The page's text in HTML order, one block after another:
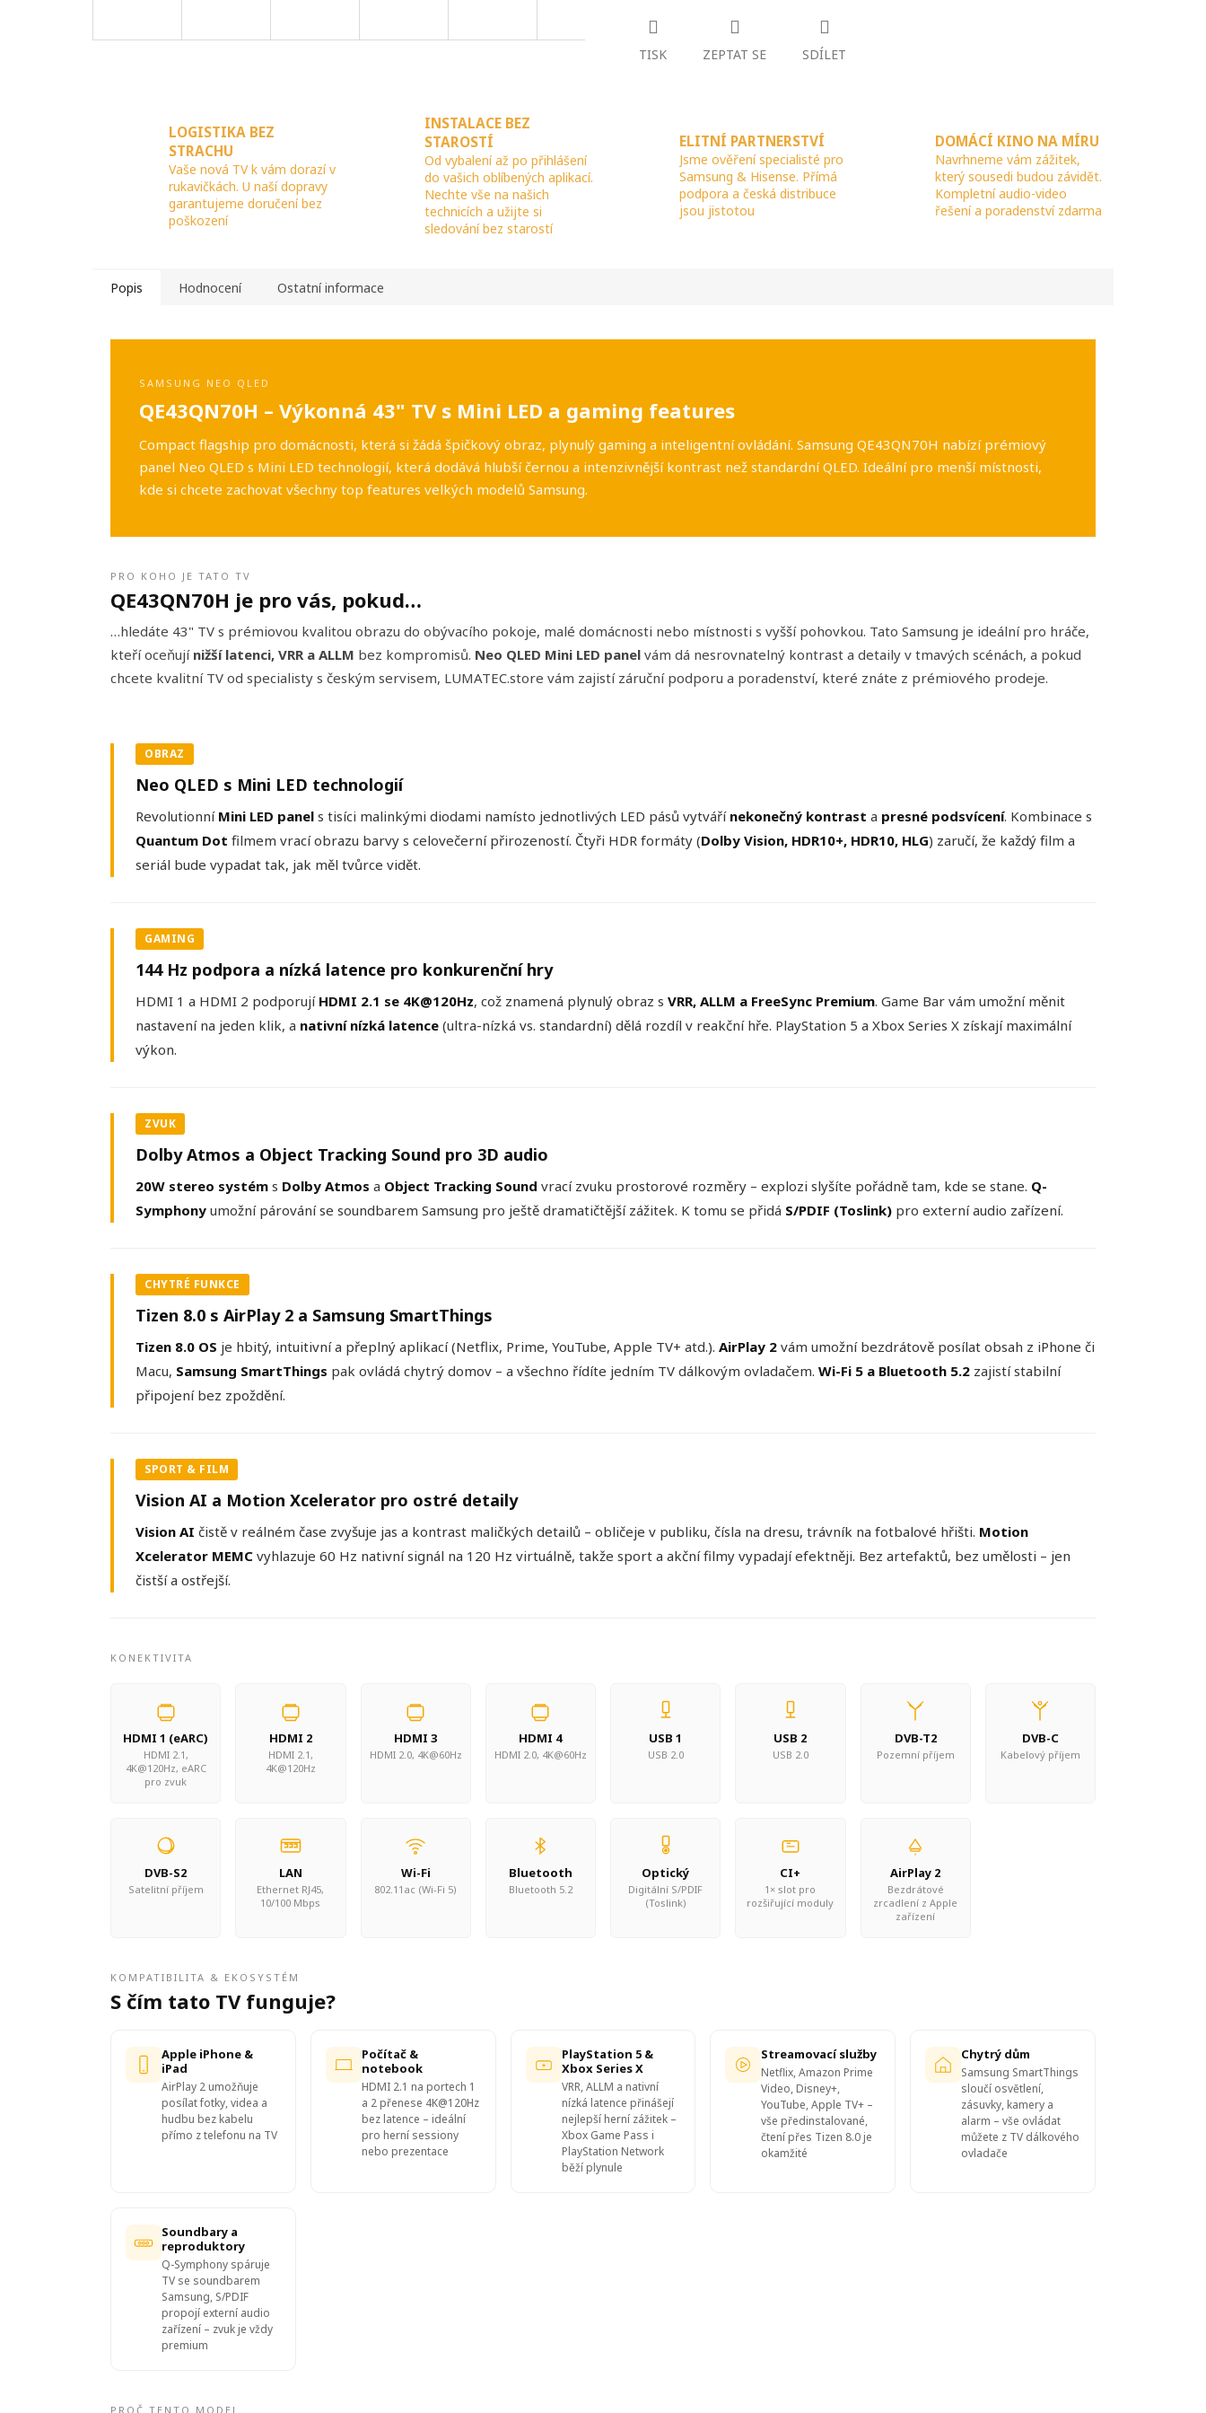
R
A
TISK ZEPTAT SE SDÍLET
LOGISTIKA BEZ
STRACHU
Vaše nová TV k vám dorazí v
rukavičkách. U naší dopravy
garantujeme doručení bez
poškození
INSTALACE BEZ
STAROSTÍ
Od vybalení až po přihlášení
do vašich oblíbených aplikací.
Nechte vše na našich
technicích a užijte si
sledování bez starostí
ELITNÍ PARTNERSTVÍ
Jsme ověření specialisté pro
Samsung & Hisense. Přímá
podpora a česká distribuce
jsou jistotou
DOMÁCÍ KINO NA MÍRU
Navrhneme vám zážitek,
který sousedi budou závidět.
Kompletní audio-video
řešení a poradenství zdarma
Popis Hodnocení Ostatní informace
SAMSUNG NEO QLED
QE43QN70H – Výkonná 43" TV s Mini LED a gaming features
Compact flagship pro domácnosti, která si žádá špičkový obraz, plynulý gaming a inteligentní ovládání. Samsung QE43QN70H nabízí prémiový
panel Neo QLED s Mini LED technologií, která dodává hlubší černou a intenzivnější kontrast než standardní QLED. Ideální pro menší místnosti,
kde si chcete zachovat všechny top features velkých modelů Samsung.
PRO KOHO JE TATO TV
QE43QN70H je pro vás, pokud…
…hledáte 43" TV s prémiovou kvalitou obrazu do obývacího pokoje, malé domácnosti nebo místnosti s vyšší pohovkou. Tato Samsung je ideální pro hráče,
kteří oceňují nižší latenci, VRR a ALLM bez kompromisů. Neo QLED Mini LED panel vám dá nesrovnatelný kontrast a detaily v tmavých scénách, a pokud
chcete kvalitní TV od specialisty s českým servisem, LUMATEC.store vám zajistí záruční podporu a poradenství, které znáte z prémiového prodeje.
OBRAZ
Neo QLED s Mini LED technologií
Revolutionní Mini LED panel s tisíci malinkými diodami namísto jednotlivých LED pásů vytváří nekonečný kontrast a presné podsvícení. Kombinace s
Quantum Dot filmem vrací obrazu barvy s celovečerní přirozeností. Čtyři HDR formáty (Dolby Vision, HDR10+, HDR10, HLG) zaručí, že každý film a
seriál bude vypadat tak, jak měl tvůrce vidět.
GAMING
144 Hz podpora a nízká latence pro konkurenční hry
HDMI 1 a HDMI 2 podporují HDMI 2.1 se 4K@120Hz, což znamená plynulý obraz s VRR, ALLM a FreeSync Premium. Game Bar vám umožní měnit
nastavení na jeden klik, a nativní nízká latence (ultra-nízká vs. standardní) dělá rozdíl v reakční hře. PlayStation 5 a Xbox Series X získají maximální
výkon.
ZVUK
Dolby Atmos a Object Tracking Sound pro 3D audio
20W stereo systém s Dolby Atmos a Object Tracking Sound vrací zvuku prostorové rozměry – explozi slyšíte pořádně tam, kde se stane. Q-
Symphony umožní párování se soundbarem Samsung pro ještě dramatičtější zážitek. K tomu se přidá S/PDIF (Toslink) pro externí audio zařízení.
CHYTRÉ FUNKCE
Tizen 8.0 s AirPlay 2 a Samsung SmartThings
Tizen 8.0 OS je hbitý, intuitivní a přeplný aplikací (Netflix, Prime, YouTube, Apple TV+ atd.). AirPlay 2 vám umožní bezdrátově posílat obsah z iPhone či
Macu, Samsung SmartThings pak ovládá chytrý domov – a všechno řídíte jedním TV dálkovým ovladačem. Wi-Fi 5 a Bluetooth 5.2 zajistí stabilní
připojení bez zpoždění.
SPORT & FILM
Vision AI a Motion Xcelerator pro ostré detaily
Vision AI čistě v reálném čase zvyšuje jas a kontrast maličkých detailů – obličeje v publiku, čísla na dresu, trávník na fotbalové hřišti. Motion
Xcelerator MEMC vyhlazuje 60 Hz nativní signál na 120 Hz virtuálně, takže sport a akční filmy vypadají efektněji. Bez artefaktů, bez umělosti – jen
čistší a ostřejší.
KONEKTIVITA
HDMI 1 (eARC)
HDMI 2.1,
4K@120Hz, eARC
pro zvuk
HDMI 2
HDMI 2.1,
4K@120Hz
HDMI 3
HDMI 2.0, 4K@60Hz
HDMI 4
HDMI 2.0, 4K@60Hz
USB 1
USB 2.0
USB 2
USB 2.0
DVB-T2
Pozemní příjem
DVB-C
Kabelový příjem
DVB-S2
Satelitní příjem
LAN
Ethernet RJ45,
10/100 Mbps
Wi-Fi
802.11ac (Wi-Fi 5)
Bluetooth
Bluetooth 5.2
Optický
Digitální S/PDIF
(Toslink)
CI+
1× slot pro
rozšiřující moduly
AirPlay 2
Bezdrátové
zrcadlení z Apple
zařízení
KOMPATIBILITA & EKOSYSTÉM
S čím tato TV funguje?
Apple iPhone &
iPad
AirPlay 2 umožňuje
posílat fotky, videa a
hudbu bez kabelu
přímo z telefonu na TV
Počítač &
notebook
HDMI 2.1 na portech 1
a 2 přenese 4K@120Hz
bez latence – ideální
pro herní sessiony
nebo prezentace
PlayStation 5 &
Xbox Series X
VRR, ALLM a nativní
nízká latence přinášejí
nejlepší herní zážitek –
Xbox Game Pass i
PlayStation Network
běží plynule
Streamovací služby
Netflix, Amazon Prime
Video, Disney+,
YouTube, Apple TV+ –
vše předinstalované,
čtení přes Tizen 8.0 je
okamžité
Chytrý dům
Samsung SmartThings
sloučí osvětlení,
zásuvky, kamery a
alarm – vše ovládat
můžete z TV dálkového
ovladače
Soundbary a
reproduktory
Q-Symphony spáruje
TV se soundbarem
Samsung, S/PDIF
propojí externí audio
zařízení – zvuk je vždy
premium
PROČ TENTO MODEL